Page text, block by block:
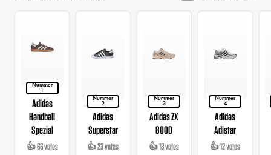
Nummer
1
Adidas
Handball
Spezial
👍 66 votes
Nummer
2
Adidas
Superstar
👍 23 votes
Nummer
3
Adidas ZX
8000
👍 18 votes
Nummer
4
Adidas
Adistar
👍 12 votes